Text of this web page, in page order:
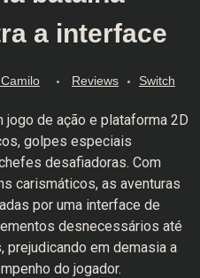
a interface
Reviews Switch
jogo de ação e plataforma 2D
golpes especiais
desafiadoras. Com
carismáticos, as aventuras
por uma interface de
desnecessários até
em demasia a
do jogador.